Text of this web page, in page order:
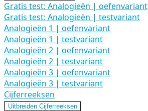
Gratis test: Analogieën | oefenvariant
Gratis test: Analogieën | testvariant
Analogieën 1 | oefenvariant
Analogieën 1 | testvariant
Analogieën 2 | oefenvariant
Analogieën 2 | testvariant
Analogieën 3 | oefenvariant
Analogieën 3 | testvariant
Cijferreeksen
Uitbreiden Cijferreeksen